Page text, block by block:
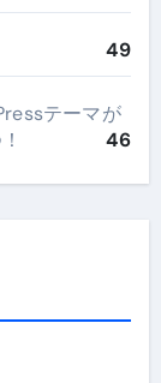
49
テーマが
！
46